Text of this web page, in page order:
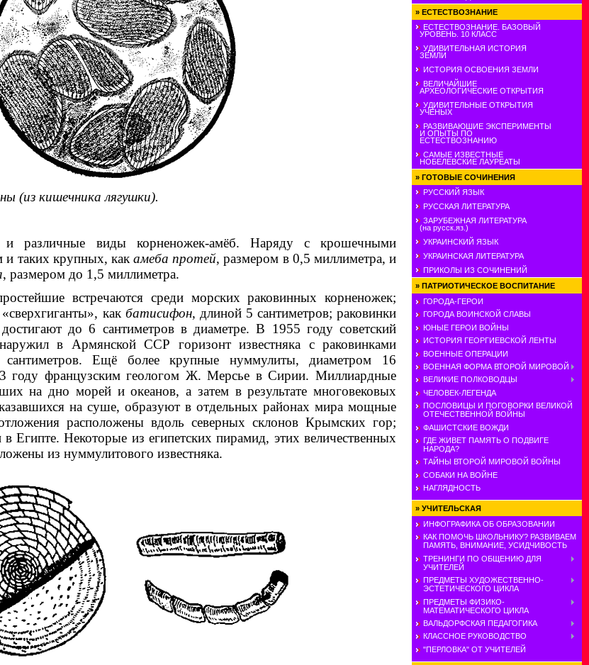
(из кишечника лягушки).
и различные виды корненожек-амёб. Наряду с крошечными
и таких крупных, какамеба протей, размером в 0,5 миллиметра, и
, размером до 1,5 миллиметра.
встречаются среди морских раковинных корненожек;
как батисифон, длиной 5 сантиметров; раковинки
достигают до 6 сантиметров в диаметре. В 1955 году советский
в Армянской ССР горизонт известняка с раковинками
Ещё более крупные нуммулиты, диаметром 16
году французским геологом Ж. Мерсье в Сирии. Миллиардные
на дно морей и океанов, а затем в результате многовековых
на суше, образуют в отдельных районах мира мощные
расположены вдоль северных склонов Крымских гор;
Некоторые из египетских пирамид, этих величественных
из нуммулитового известняка.
» ЕСТЕСТВОЗНАНИЕ
ЕСТЕСТВОЗНАНИЕ. БАЗОВЫЙ
УРОВЕНЬ. 10 КЛАСС
УДИВИТЕЛЬНАЯ ИСТОРИЯ
ЗЕМЛИ
ИСТОРИЯ ОСВОЕНИЯ ЗЕМЛИ
ВЕЛИЧАЙШИЕ
АРХЕОЛОГИЧЕСКИЕ ОТКРЫТИЯ
УДИВИТЕЛЬНЫЕ ОТКРЫТИЯ
УЧЕНЫХ
РАЗВИВАЮШИЕ ЭКСПЕРИМЕНТЫ
И ОПЫТЫ ПО
ЕСТЕСТВОЗНАНИЮ
САМЫЕ ИЗВЕСТНЫЕ
НОБЕЛЕВСКИЕ ЛАУРЕАТЫ
» ГОТОВЫЕ СОЧИНЕНИЯ
РУССКИЙ ЯЗЫК
РУССКАЯ ЛИТЕРАТУРА
ЗАРУБЕЖНАЯ ЛИТЕРАТУРА
(на русск.яз.)
УКРАИНСКИЙ ЯЗЫК
УКРАИНСКАЯ ЛИТЕРАТУРА
ПРИКОЛЫ ИЗ СОЧИНЕНИЙ
» ПАТРИОТИЧЕСКОЕ ВОСПИТАНИЕ
ГОРОДА-ГЕРОИ
ГОРОДА ВОИНСКОЙ СЛАВЫ
ЮНЫЕ ГЕРОИ ВОЙНЫ
ИСТОРИЯ ГЕОРГИЕВСКОЙ ЛЕНТЫ
ВОЕННЫЕ ОПЕРАЦИИ
ВОЕННАЯ ФОРМА ВТОРОЙ МИРОВОЙ
ВЕЛИКИЕ ПОЛКОВОДЦЫ
ЧЕЛОВЕК-ЛЕГЕНДА
ПОСЛОВИЦЫ И ПОГОВОРКИ ВЕЛИКОЙ
ОТЕЧЕСТВЕННОЙ ВОЙНЫ
ФАШИСТСКИЕ ВОЖДИ
ГДЕ ЖИВЕТ ПАМЯТЬ О ПОДВИГЕ
НАРОДА?
ТАЙНЫ ВТОРОЙ МИРОВОЙ ВОЙНЫ
СОБАКИ НА ВОЙНЕ
НАГЛЯДНОСТЬ
» УЧИТЕЛЬСКАЯ
ИНФОГРАФИКА ОБ ОБРАЗОВАНИИ
КАК ПОМОЧЬ ШКОЛЬНИКУ? РАЗВИВАЕМ
ПАМЯТЬ, ВНИМАНИЕ, УСИДЧИВОСТЬ
ТРЕНИНГИ ПО ОБЩЕНИЮ ДЛЯ
УЧИТЕЛЕЙ
ПРЕДМЕТЫ ХУДОЖЕСТВЕННО-
ЭСТЕТИЧЕСКОГО ЦИКЛА
ПРЕДМЕТЫ ФИЗИКО-
МАТЕМАТИЧЕСКОГО ЦИКЛА
ВАЛЬДОРФСКАЯ ПЕДАГОГИКА
КЛАССНОЕ РУКОВОДСТВО
"ПЕРЛОВКА" ОТ УЧИТЕЛЕЙ